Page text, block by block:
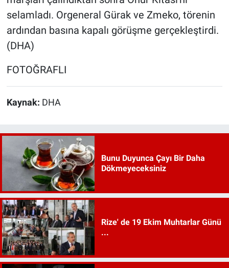
selamladı. Orgeneral Gürak ve Zmeko, törenin
ardından basına kapalı görüşme gerçekleştirdi.
(DHA)
FOTOĞRAFLI
Kaynak: DHA
Bunu Duyunca Çayı Bir Daha
Dökmeyeceksiniz
Rize' de 19 Ekim Muhtarlar Günü
...